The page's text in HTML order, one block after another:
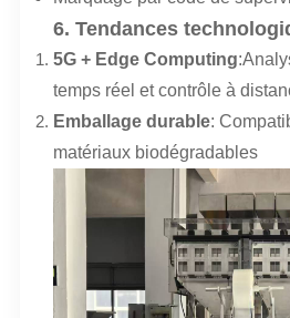
6. Tendances
5G + Edge Computing
temps réel et contrôle à
Emballage durable:
matériaux biodégradables